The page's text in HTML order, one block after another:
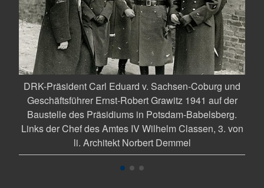
DRK-Präsident Carl Eduard v. Sachsen-Coburg und
Geschäftsführer Ernst-Robert Grawitz 1941 auf der
Baustelle des Präsidiums in Potsdam-Babelsberg.
Links der Chef des Amtes IV Wilhelm Classen, 3. von
li. Architekt Norbert Demmel